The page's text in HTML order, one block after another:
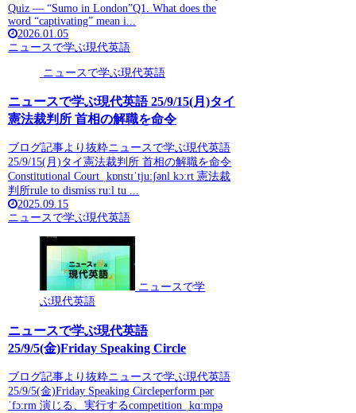
Quiz — “Sumo in London”Q1. What does the
word “captivating” mean i...
2026.01.05
ニュースで学ぶ現代英語
ニュースで学ぶ現代英語
ニュースで学ぶ現代英語 25/9/15(月)タイ
憲法裁判所 首相の解職を命令
ブログ記事より抜粋ニュースで学ぶ現代英語
25/9/15(月)タイ憲法裁判所 首相の解職を命令
Constitutional Court ˌkɒnstɪˈtjuːʃənl kɔːrt 憲法裁
判所rule to dismiss ruːl tu ...
2025.09.15
ニュースで学ぶ現代英語
ニュースで学
ぶ現代英語
ニュースで学ぶ現代英語
25/9/5(金)Friday Speaking Circle
ブログ記事より抜粋ニュースで学ぶ現代英語
25/9/5(金)Friday Speaking Circleperform pər
ˈfɔːrm 演じる、実行するcompetition ˌkɑːmpə